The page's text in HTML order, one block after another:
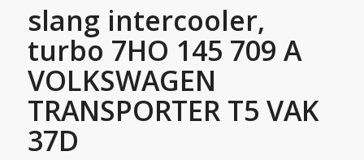
slang intercooler,
turbo 7HO 145 709 A
VOLKSWAGEN
TRANSPORTER T5 VAK
37D